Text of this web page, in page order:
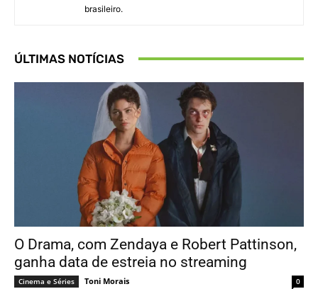
brasileiro.
ÚLTIMAS NOTÍCIAS
O Drama, com Zendaya e Robert Pattinson,
ganha data de estreia no streaming
Cinema e Séries Toni Morais 0